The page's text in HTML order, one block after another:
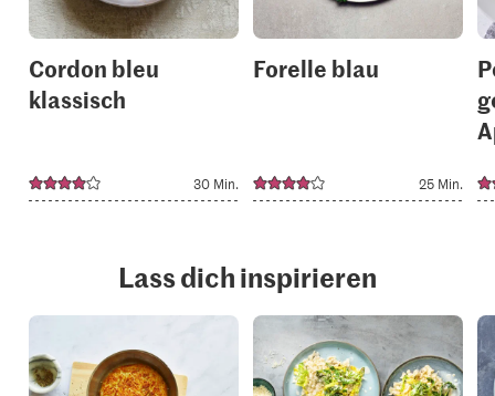
Cordon bleu
klassisch
30 Min.
Forelle blau
25 Min.
Lass dich inspirieren